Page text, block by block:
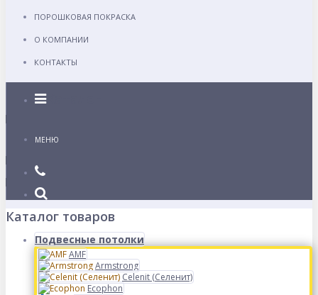
ПОРОШКОВАЯ ПОКРАСКА
О КОМПАНИИ
КОНТАКТЫ
Каталог
МЕНЮ
Каталог товаров
Подвесные потолки
AMF
Armstrong
Celenit (Селенит)
Ecophon